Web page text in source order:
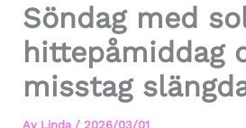
Söndag med
hittepåmiddag
misstag
Av Linda / 2026/03/01